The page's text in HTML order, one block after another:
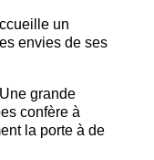
un
envies de ses
grande
confère à
la porte à de